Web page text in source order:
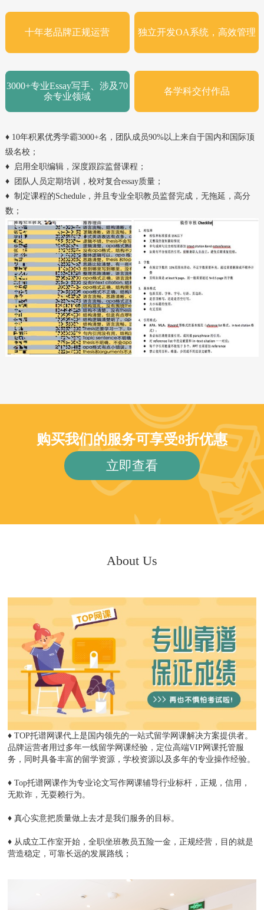
十年老品牌正规运营 独立开发OA系统，高效管理
3000+专业Essay写手、涉及70
余专业领域
各学科交付作品
♦ 10年积累优秀学霸3000+名，团队成员90%以上来⾃于国内和国际顶
级名校；
♦ 启⽤全职编辑，深度跟踪监督课程；
♦ 团队⼈员定期培训，校对复合essay质量；
♦ 制定课程的Schedule，并且专业全职教员监督完成，⽆拖延，⾼分
数；
购买我们的服务可享受8折优惠
立即查看
About Us
♦ TOP托谱网课代上是国内领先的一站式留学网课解决方案提供者。
品牌运营者用过多年一线留学网课经验，定位高端VIP网课托管服
务，同时具备丰富的留学资源，学校资源以及多年的专业操作经验。
♦Top托谱⽹课作为专业论⽂写作⽹课辅导⾏业标杆，正规，信⽤，
⽆欺诈，⽆耍赖⾏为。
♦真⼼实意把质量做上去才是我们服务的⽬标。
♦ 从成⽴⼯作室开始，全职坐班教员五险⼀⾦，正规经营，⽬的就是
营造稳定，可靠⻓远的发展路线；